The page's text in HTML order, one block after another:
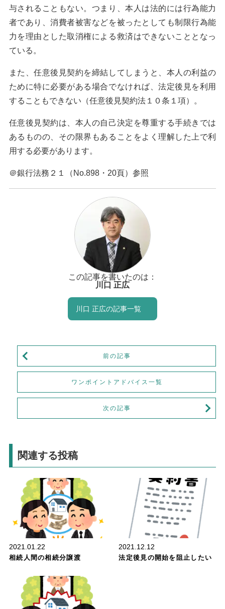
与されることもない。つまり、本人は法的には行為能力
者であり、消費者被害などを被ったとしても制限行為能
力を理由とした取消権による救済はできないこととなっ
ている。
また、任意後見契約を締結してしまうと、本人の利益の
ために特に必要がある場合でなければ、法定後見を利用
することもできない（任意後見契約法１０条１項）。
任意後見契約は、本人の自己決定を尊重する手続きでは
あるものの、その限界もあることをよく理解した上で利
用する必要があります。
＠銀行法務２１（No.898・20頁）参照
この記事を書いたのは：
川口 正広
川口 正広の記事一覧
前の記事
次の記事
ワンポイントアドバイス一覧
関連する投稿
財産管理
2021.01.22
相続人間の相続分譲渡
2021.12.12
法定後見の開始を阻止したい